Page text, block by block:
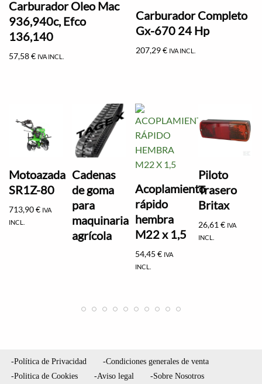
Carburador Oleo Mac
936,940c, Efco
136,140
57,58€ IVA INCL.
Carburador Completo
Gx-670 24 Hp
207,29€ IVA INCL.
Motoazada
SR1Z-80
713,90€ IVA
INCL.
Cadenas
de goma
para
maquinaria
agrícola
Acoplamiento
rápido
hembra
M22 x 1,5
54,45€ IVA
INCL.
Piloto
Trasero
Britax
26,61€ IVA
INCL.
-Política de Privacidad
-Condiciones generales de venta
-Politica de Cookies
-Aviso legal -Sobre Nosotros